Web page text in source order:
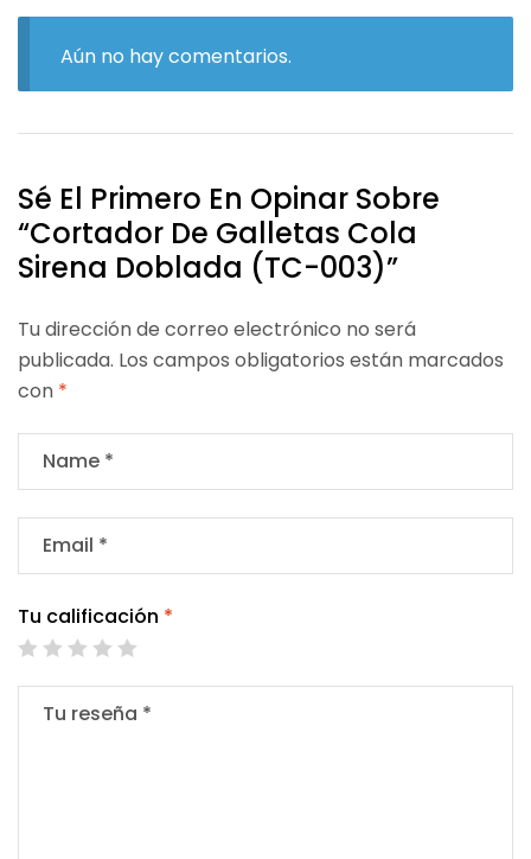
Aún no hay comentarios.
Sé El Primero En Opinar Sobre
“Cortador De Galletas Cola
Sirena Doblada (TC-003)”
Tu dirección de correo electrónico no será
publicada. Los campos obligatorios están marcados
con *
Tu calificación *